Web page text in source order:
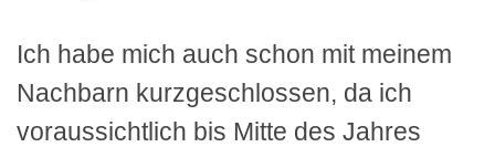
Ich habe mich auch schon mit meinem
Nachbarn kurzgeschlossen, da ich
voraussichtlich bis Mitte des Jahres